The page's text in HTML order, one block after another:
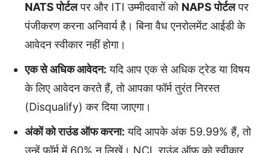
NATS पोर्टलपर और ITI उम्मीदवारों को NAPS पोर्टलपर
पंजीकरण करना अनिवार्य है। बिना वैध एनरोलमेंट आईडी के
आवेदन स्वीकार नहीं होगा।
एक से अधिक आवेदन: यदि आप एक से अधिक ट्रेड या विषय
के लिए आवेदन करते हैं, तो आपका फॉर्म तुरंत निरस्त
(Disqualify) कर दिया जाएगा।
अंकों को राउंड ऑफ करना: यदि आपके अंक 59.99% हैं, तो